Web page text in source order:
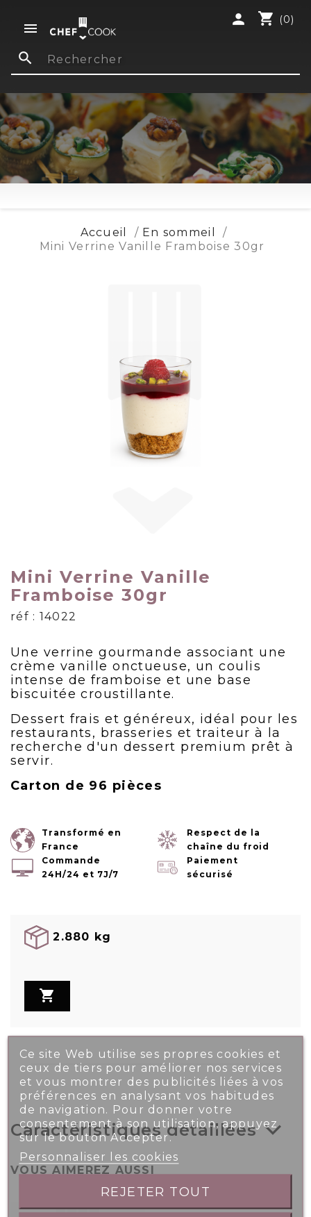

shopping_cart (0)
person
search
Accueil
En sommeil
Mini Verrine Vanille Framboise 30gr
Mini Verrine Vanille
Framboise 30gr
réf : 14022
Une verrine gourmande associant une
crème vanille onctueuse, un coulis
intense de framboise et une base
biscuitée croustillante.
Dessert frais et généreux, idéal pour les
restaurants, brasseries et traiteur à la
recherche d'un dessert premium prêt à
servir.
Carton de 96 pièces
Transformé en
France
Respect de la
chaîne du froid
Commande
24H/24 et 7J/7
Paiement
sécurisé
2.880 kg

Caractéristiques détaillées
VOUS AIMEREZ AUSSI
Ce site Web utilise ses propres cookies et
ceux de tiers pour améliorer nos services
et vous montrer des publicités liées à vos
préférences en analysant vos habitudes
de navigation. Pour donner votre
consentement à son utilisation, appuyez
sur le bouton Accepter.
Personnaliser les cookies
REJETER TOUT